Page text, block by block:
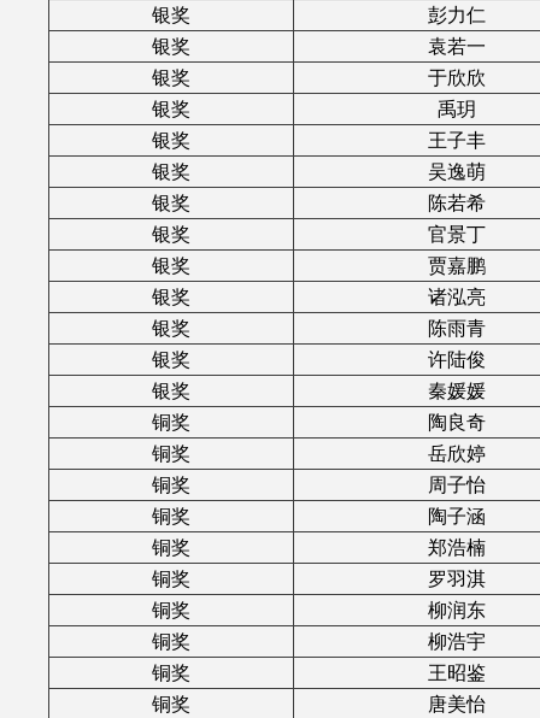
银奖
彭力仁
银奖
袁若一
银奖
于欣欣
银奖
禹玥
银奖
王子丰
银奖
吴逸萌
银奖
陈若希
银奖
官景丁
银奖
贾嘉鹏
银奖
诸泓亮
银奖
陈雨青
银奖
许陆俊
银奖
秦媛媛
铜奖
陶良奇
铜奖
岳欣婷
铜奖
周子怡
铜奖
陶子涵
铜奖
郑浩楠
铜奖
罗羽淇
铜奖
柳润东
铜奖
柳浩宇
铜奖
王昭鉴
铜奖
唐美怡